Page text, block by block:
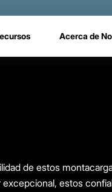
Acerca de
de estos
estos